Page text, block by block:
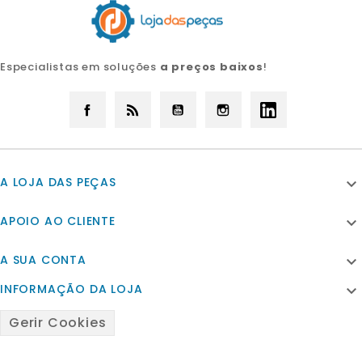
Especialistas em soluções a preços baixos!
Facebook YouTube Instagram
A LOJA DAS PEÇAS 
APOIO AO CLIENTE 
A SUA CONTA 
INFORMAÇÃO DA LOJA 
Gerir Cookies